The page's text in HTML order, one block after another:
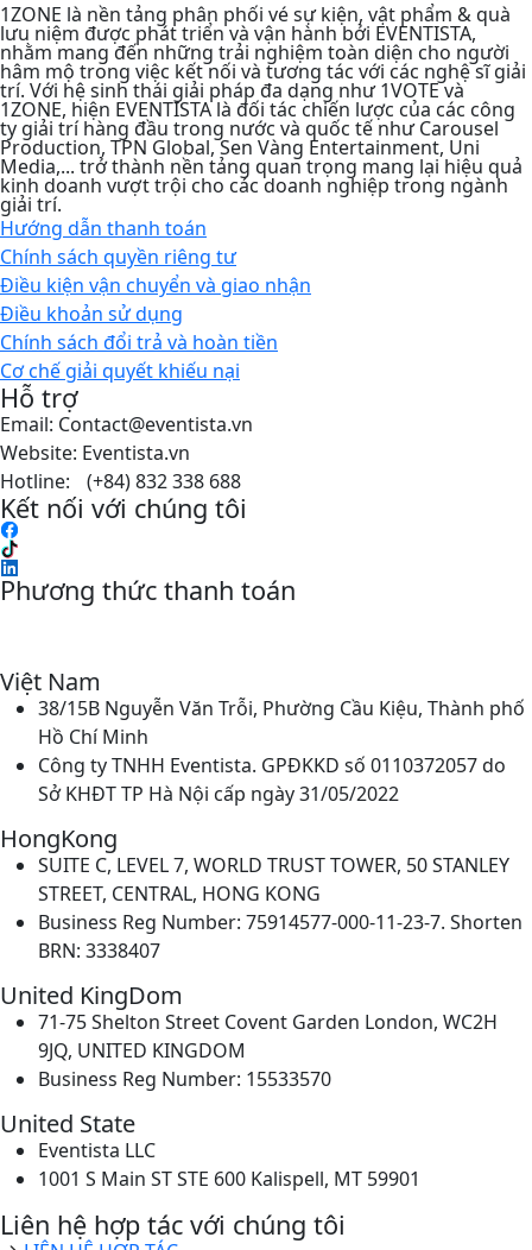
1ZONE là nền tảng phân phối vé sự kiện, vật phẩm & quà
lưu niệm được phát triển và vận hành bởi EVENTISTA,
nhằm mang đến những trải nghiệm toàn diện cho người
hâm mộ trong việc kết nối và tương tác với các nghệ sĩ giải
trí. Với hệ sinh thái giải pháp đa dạng như 1VOTE và
1ZONE, hiện EVENTISTA là đối tác chiến lược của các công
ty giải trí hàng đầu trong nước và quốc tế như Carousel
Production, TPN Global, Sen Vàng Entertainment, Uni
Media,... trở thành nền tảng quan trọng mang lại hiệu quả
kinh doanh vượt trội cho các doanh nghiệp trong ngành
giải trí.
Hướng dẫn thanh toán
Chính sách quyền riêng tư​
Điều kiện vận chuyển và giao nhận
Điều khoản sử dụng
Chính sách đổi trả và hoàn tiền
Cơ chế giải quyết khiếu nại
Hỗ trợ
Email: Contact@eventista.vn
Website: Eventista.vn
Hotline: (+84) 832 338 688
Kết nối với chúng tôi
Phương thức thanh toán
Việt Nam
38/15B Nguyễn Văn Trỗi, Phường Cầu Kiệu, Thành phố
Hồ Chí Minh
Công ty TNHH Eventista. GPĐKKD số 0110372057 do
Sở KHĐT TP Hà Nội cấp ngày 31/05/2022
HongKong
SUITE C, LEVEL 7, WORLD TRUST TOWER, 50 STANLEY
STREET, CENTRAL, HONG KONG
Business Reg Number: 75914577-000-11-23-7. Shorten
BRN: 3338407
United KingDom
71-75 Shelton Street Covent Garden London, WC2H
9JQ, UNITED KINGDOM
Business Reg Number: 15533570
United State
Eventista LLC
1001 S Main ST STE 600 Kalispell, MT 59901
Liên hệ hợp tác với chúng tôi